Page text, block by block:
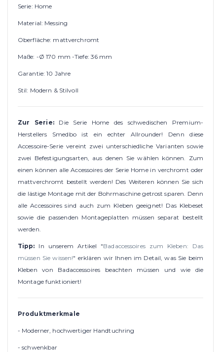
Serie: Home
Material: Messing
Oberfläche: mattverchromt
Maße: -Ø 170 mm -Tiefe: 36 mm
Garantie: 10 Jahre
Stil: Modern & Stilvoll
Zur Serie: Die Serie Home des schwedischen Premium-
Herstellers Smedbo ist ein echter Allrounder! Denn diese
Accessoire-Serie vereint zwei unterschiedliche Varianten sowie
zwei Befestigungsarten, aus denen Sie wählen können. Zum
einen können alle Accessoires der Serie Home in verchromt oder
mattverchromt bestellt werden! Des Weiteren können Sie sich
die lästige Montage mit der Bohrmaschine getrost sparen. Denn
alle Accessoires sind auch zum Kleben geeignet! Das Klebeset
sowie die passenden Montageplatten müssen separat bestellt
werden.
Tipp: In unserem Artikel "Badaccessoires zum Kleben: Das
müssen Sie wissen!" erklären wir Ihnen im Detail, was Sie beim
Kleben von Badaccessoires beachten müssen und wie die
Montage funktioniert!
Produktmerkmale
- Moderner, hochwertiger Handtuchring
- schwenkbar